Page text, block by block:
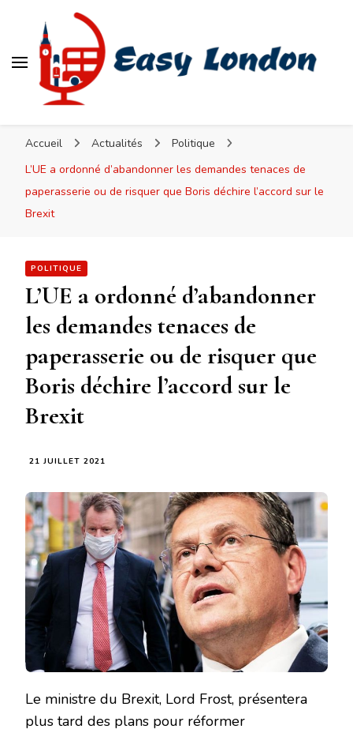
Accueil Actualités
Politique
L’UE a ordonné d’abandonner les demandes tenaces de
paperasserie ou de risquer que Boris déchire l’accord sur le
Brexit
POLITIQUE
L’UE a ordonné d’abandonner
les demandes tenaces de
paperasserie ou de risquer que
Boris déchire l’accord sur le
Brexit
21 JUILLET 2021
Le ministre du Brexit, Lord Frost, présentera
plus tard des plans pour réformer